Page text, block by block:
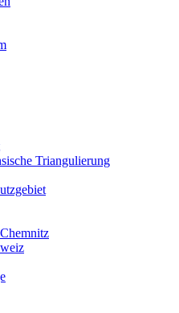
Triangulierung